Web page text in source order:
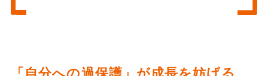
「自分への過保護」が成長を妨げる